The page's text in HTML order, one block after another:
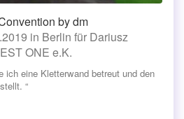
by dm
in Berlin für Dariusz
ONE e.K.
ich eine Kletterwand betreut und den
“